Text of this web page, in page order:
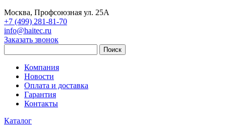
Москва, Профсоюзная ул. 25А
+7 (499) 281-81-70
info@haitec.ru
Заказать звонок
Поиск
Компания
Новости
Оплата и доставка
Гарантия
Контакты
Каталог